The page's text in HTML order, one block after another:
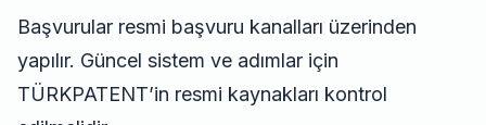
Başvurular resmi başvuru kanalları üzerinden
yapılır. Güncel sistem ve adımlar için
TÜRKPATENT’in resmi kaynakları kontrol